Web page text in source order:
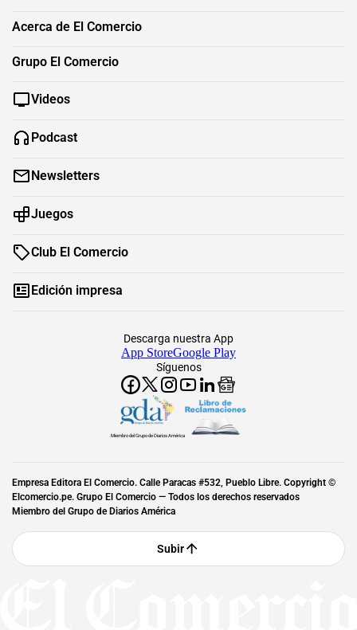
Acerca de El Comercio
Grupo El Comercio
Videos
Podcast
Newsletters
Juegos
Club El Comercio
Edición impresa
Síguenos
Descarga nuestra App
App StoreGoogle Play
Miembro del Grupo de Diarios América
Empresa Editora El Comercio. Calle Paracas #532, Pueblo Libre. Copyright ©
Elcomercio.pe. Grupo El Comercio — Todos los derechos reservados
Miembro del Grupo de Diarios América
Subir